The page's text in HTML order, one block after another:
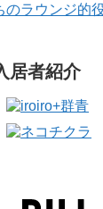
のラウンジ的
居者紹介